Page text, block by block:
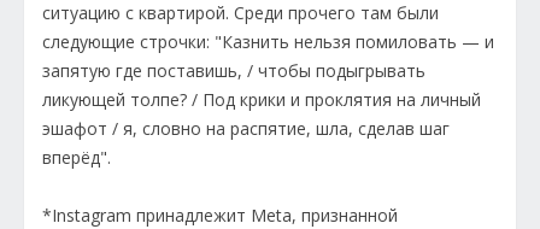
ситуацию с квартирой. Среди прочего там были
следующие строчки: "Казнить нельзя помиловать — и
запятую где поставишь, / чтобы подыгрывать
ликующей толпе? / Под крики и проклятия на личный
эшафот / я, словно на распятие, шла, сделав шаг
вперёд".
*Instagram принадлежит Meta, признанной